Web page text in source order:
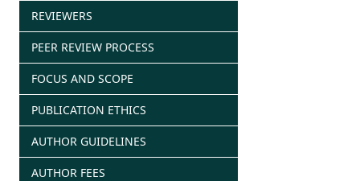
REVIEWERS
PEER REVIEW PROCESS
FOCUS AND SCOPE
PUBLICATION ETHICS
AUTHOR GUIDELINES
AUTHOR FEES